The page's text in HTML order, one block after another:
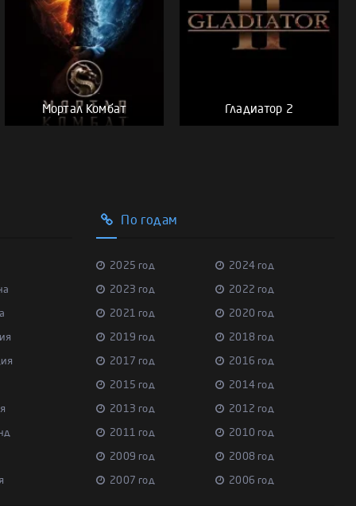
Мортал Комбат Гладиатор 2
По годам
2025 год 2024 год
2023 год 2022 год
2021 год 2020 год
2019 год 2018 год
2017 год 2016 год
2015 год 2014 год
2013 год 2012 год
2011 год 2010 год
2009 год 2008 год
2007 год 2006 год